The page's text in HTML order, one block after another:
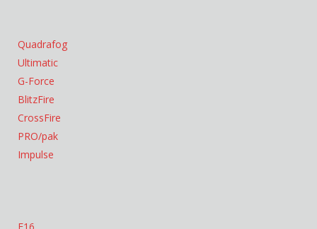
Quadrafog
Ultimatic
G-Force
BlitzFire
CrossFire
PRO/pak
Impulse